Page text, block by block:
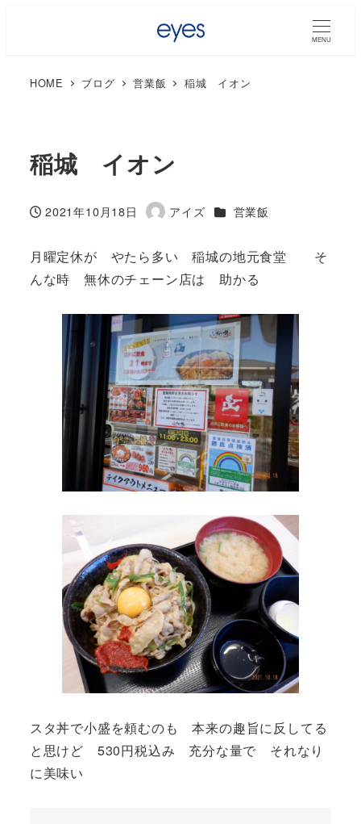
MENU
HOME ブログ 営業飯 稲城 イオン
稲城 イオン
投稿日
2021年10月18日
著
アイズ カテゴリー
営業飯
月曜定休が やたら多い 稲城の地元食堂 そ
んな時 無休のチェーン店は 助かる
スタ丼で小盛を頼むのも 本来の趣旨に反してる
と思けど 530円税込み 充分な量で それなり
に美味い